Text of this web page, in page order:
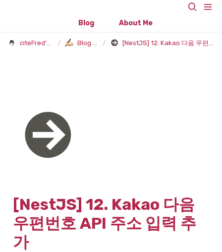
Blog About Me
/ /
[NestJS] 12. Kakao 다음
우편번호 API 주소 입력 추
가